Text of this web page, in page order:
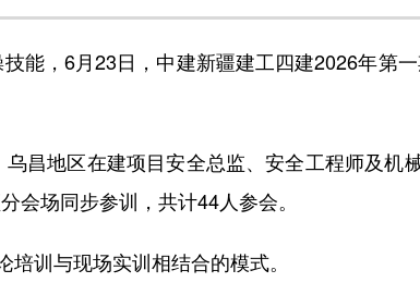
，6月23日，中建新疆建工四建2026年第一
昌地区在建项目安全总监、安全工程师及机
会场同步参训，共计44人参会。
训与现场实训相结合的模式。